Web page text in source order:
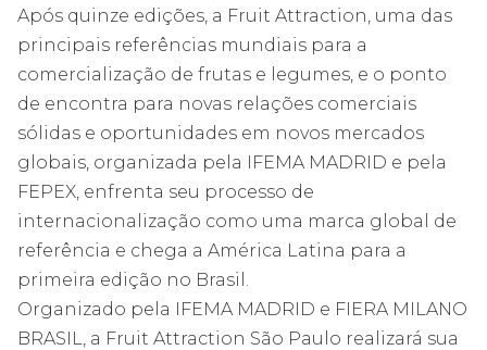
Após quinze edições, a Fruit Attraction, uma das
principais referências mundiais para a
comercialização de frutas e legumes, e o ponto
de encontra para novas relações comerciais
sólidas e oportunidades em novos mercados
globais, organizada pela IFEMA MADRID e pela
FEPEX, enfrenta seu processo de
internacionalização como uma marca global de
referência e chega a América Latina para a
primeira edição no Brasil.
Organizado pela IFEMA MADRID e FIERA MILANO
BRASIL, a Fruit Attraction São Paulo realizará sua